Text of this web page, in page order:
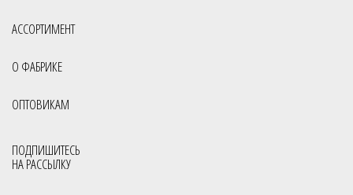
АССОРТИМЕНТ
О ФАБРИКЕ
ОПТОВИКАМ
ПОДПИШИТЕСЬ
НА РАССЫЛКУ